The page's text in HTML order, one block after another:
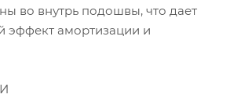
во внутрь подошвы, что дает
эффект амортизации и